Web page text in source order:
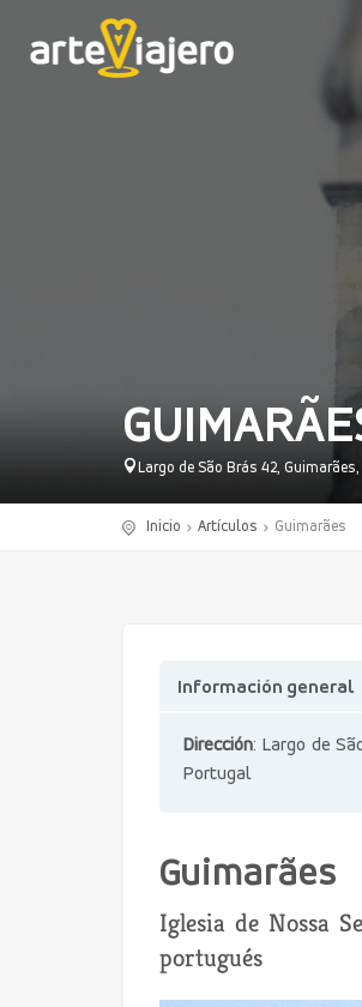
Largo de São Brás 42,
Inicio Artículos Guimarães
Información general
Dirección: Largo de
Portugal
Guimarães
Iglesia de Nossa
portugués